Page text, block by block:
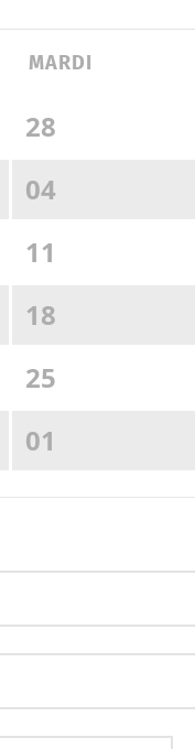
MARDI
28
04
11
18
25
01